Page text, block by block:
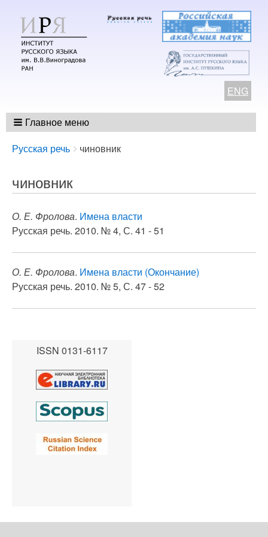
ENG
Главное меню
Breadcrumbs
You
here:
Русская речь чиновник
чиновник
О. Е. Фролова. Имена власти
Русская речь. 2010. № 4, С. 41 - 51
О. Е. Фролова. Имена власти (Окончание)
Русская речь. 2010. № 5, С. 47 - 52
ISSN 0131-6117